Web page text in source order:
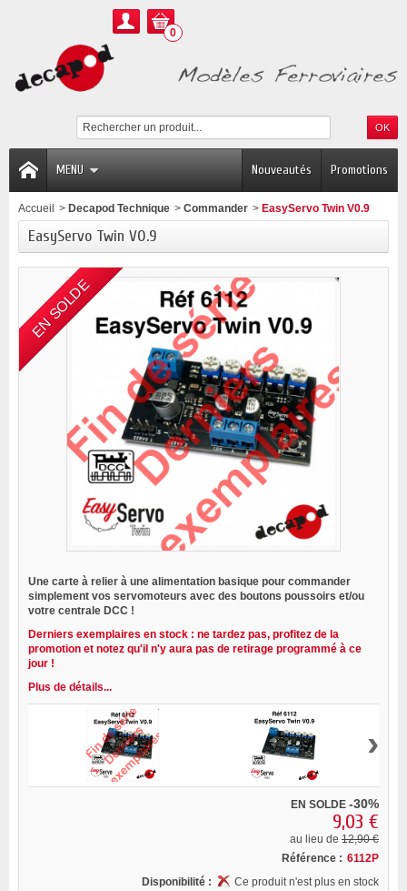
0
MENU Promotions
Nouveautés
Accueil > Decapod Technique > Commander > EasyServo Twin V0.9
EasyServo Twin V0.9
EN SOLDE
Une carte à relier à une alimentation basique pour commander
simplement vos servomoteurs avec des boutons poussoirs et/ou
votre centrale DCC !
Derniers exemplaires en stock : ne tardez pas, profitez de la
promotion et notez qu'il n'y aura pas de retirage programmé à ce
jour !
Plus de détails...
›
EN SOLDE -30%
9,03 €
au lieu de 12,90 €
Référence : 6112P
Disponibilité :
Ce produit n'est plus en stock